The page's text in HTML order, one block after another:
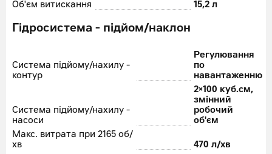
Об'єм витискання
15,2 л
Гідросистема - підйом/наклон
Система підйому/нахилу -
контур
Регулювання
по
навантаженню
Система підйому/нахилу -
насоси
2×100 куб.см,
змінний
робочий
об'єм
Макс. витрата при 2165 об/
хв
470 л/хв